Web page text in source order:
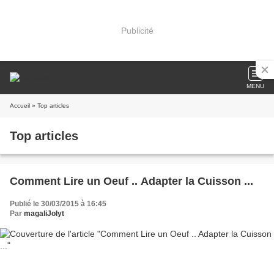
Publicité
MENU
Accueil » Top articles
Top articles
Comment Lire un Oeuf .. Adapter la Cuisson ...
Publié le 30/03/2015 à 16:45
Par magaliJolyt